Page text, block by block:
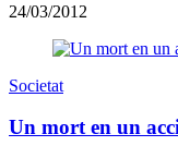
24/03/2012
Societat
Un mort en un